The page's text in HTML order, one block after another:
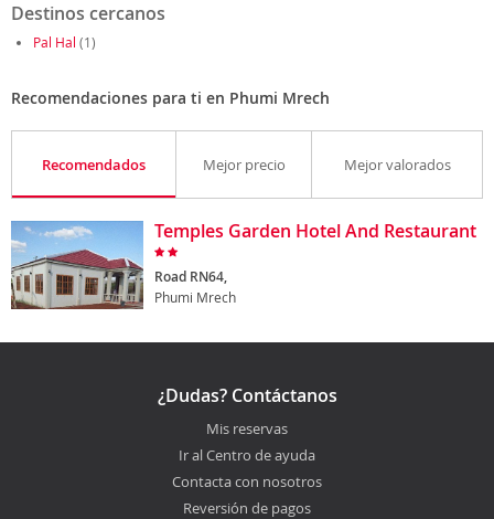
Destinos cercanos
Pal Hal (1)
Recomendaciones para ti en Phumi Mrech
Recomendados Mejor precio Mejor valorados
Temples Garden Hotel And Restaurant
Road RN64,
Phumi Mrech
¿Dudas? Contáctanos
Mis reservas
Ir al Centro de ayuda
Contacta con nosotros
Reversión de pagos